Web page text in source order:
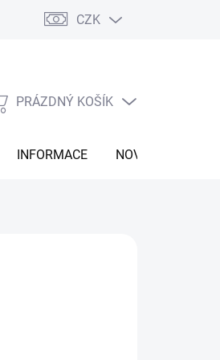
Náš příběh
CZK
NÁKUPNÍ
PRÁZDNÝ KOŠÍK
INFORMACE NOVINKY